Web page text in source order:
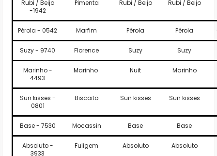
Rubi / Beijo
-1942
Pimenta Rubi / Beijo Rubi / Beijo
Pérola - 0542 Marfim Pérola Pérola
Suzy - 9740 Florence Suzy Suzy
Marinho -
4493
Marinho Nuit Marinho
Sun kisses -
0801
Biscoito Sun kisses Sun kisses
Base - 7530 Mocassin Base Base
Absoluto -
3933
Fuligem Absoluto Absoluto